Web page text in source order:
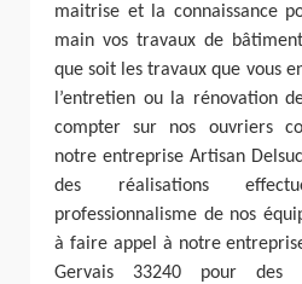
maitrise et la connaissance
main vos travaux de
que soit les travaux que vous
l’entretien ou la rénovation
compter sur nos ouvriers
notre entreprise Artisan
des réalisations
professionnalisme de nos
à faire appel à notre
Gervais 33240 pour des